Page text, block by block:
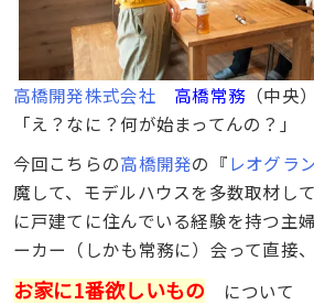
高橋開発株式会社 高橋常務 （中央）
「え？なに？何が始まってんの？」
今回こちらの高橋開発の『レオグラ
魔して、モデルハウスを多数取材し
に戸建てに住んでいる経験を持つ主
ーカー（しかも常務に）会って直接、
お家に1番欲しいもの について